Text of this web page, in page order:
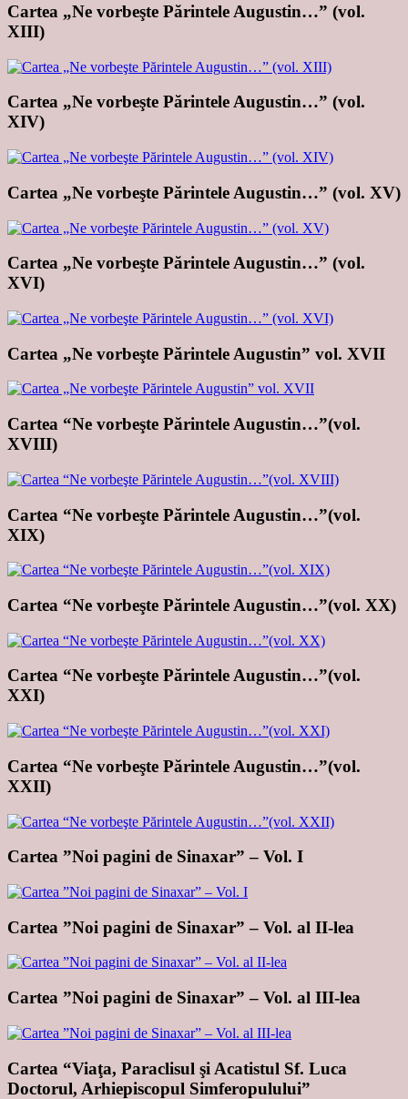
Cartea „Ne vorbeşte Părintele Augustin…” (vol.
XIII)
Cartea „Ne vorbeşte Părintele Augustin…” (vol.
XIV)
Cartea „Ne vorbeşte Părintele Augustin…” (vol. XV)
Cartea „Ne vorbeşte Părintele Augustin…” (vol.
XVI)
Cartea „Ne vorbeşte Părintele Augustin” vol. XVII
Cartea “Ne vorbeşte Părintele Augustin…”(vol.
XVIII)
Cartea “Ne vorbeşte Părintele Augustin…”(vol.
XIX)
Cartea “Ne vorbeşte Părintele Augustin…”(vol. XX)
Cartea “Ne vorbeşte Părintele Augustin…”(vol.
XXI)
Cartea “Ne vorbeşte Părintele Augustin…”(vol.
XXII)
Cartea ”Noi pagini de Sinaxar” – Vol. I
Cartea ”Noi pagini de Sinaxar” – Vol. al II-lea
Cartea ”Noi pagini de Sinaxar” – Vol. al III-lea
Cartea “Viaţa, Paraclisul şi Acatistul Sf. Luca
Doctorul, Arhiepiscopul Simferopulului”